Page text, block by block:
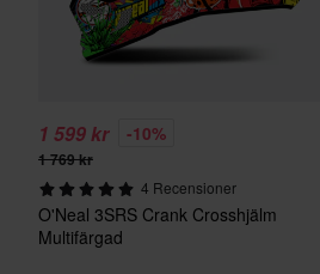
1 599 kr -10%
1 769 kr
4 Recensioner
O'Neal 3SRS Crank Crosshjälm
Multifärgad